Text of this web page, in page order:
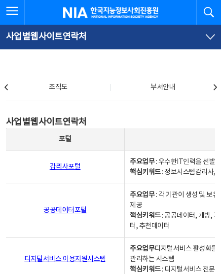
문
로
가
체
뉴
바
가
한국지능정보사회진흥원
사업별웹사이트연락처
조직도 부서안내
사업별웹사이트연락처
포털
감리사포털
주요업무: 우수한IT인력을 선발
핵심키워드: 정보시스템감리사,
공공데이터포털
주요업무: 각 기관이 생성 및 보
제공
핵심키워드: 공공데이터, 개방,
터, 추천데이터
디지털서비스 이용지원시스템
주요업무디지털서비스 활성화를
관리하는 시스템
핵심키워드: 디지털서비스 전문